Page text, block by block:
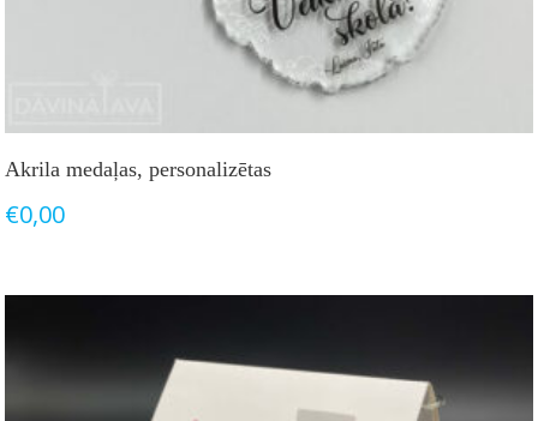
Akrila medaļas, personalizētas
€0,00